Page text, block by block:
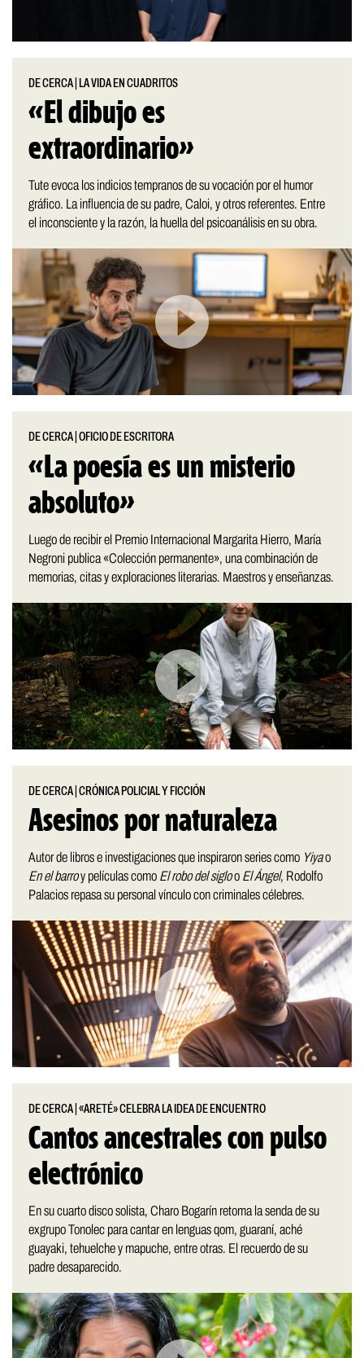
DE CERCA LA VIDA EN CUADRITOS
«El dibujo es
extraordinario»
Tute evoca los indicios tempranos de su vocación por el humor
gráfico. La influencia de su padre, Caloi, y otros referentes. Entre
el inconsciente y la razón, la huella del psicoanálisis en su obra.
DE CERCA |OFICIO DE ESCRITORA
«La poesía es un misterio
absoluto»
Luego de recibir el Premio Internacional Margarita Hierro, María
Negroni publica «Colección permanente», una combinación de
memorias, citas y exploraciones literarias. Maestros y enseñanzas.
DE CERCA |CRÓNICA POLICIAL Y FICCIÓN
Asesinos por naturaleza
Autor de libros e investigaciones que inspiraron series como Yiyao
En el barroy películas como El robo del sigloo El Ángel, Rodolfo
Palacios repasa su personal vínculo con criminales célebres.
DE CERCA |«ARETÉ» CELEBRA LA IDEA DE ENCUENTRO
Cantos ancestrales con pulso
electrónico
En su cuarto disco solista, Charo Bogarín retoma la senda de su
exgrupo Tonolec para cantar en lenguas qom, guaraní, aché
guayaki, tehuelche y mapuche, entre otras. El recuerdo de su
padre desaparecido.